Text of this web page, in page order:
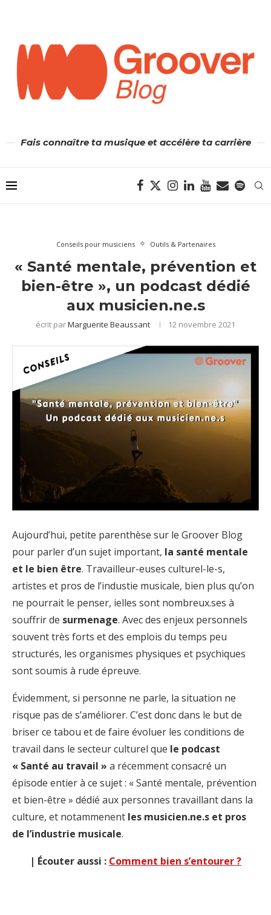
Fais connaître ta musique et accélère ta carrière
Conseils pour musiciens Outils & Partenaires
« Santé mentale, prévention et
bien-être », un podcast dédié
aux musicien.ne.s
écrit parMarguerite Beaussant 12 novembre 2021
Aujourd’hui, petite parenthèse sur le Groover Blog
pour parler d’un sujet important, la santé mentale
et le bien être. Travailleur-euses culturel-le-s,
artistes et pros de l’industie musicale, bien plus qu’on
ne pourrait le penser, ielles sont nombreux.ses à
souffrir de surmenage. Avec des enjeux personnels
souvent très forts et des emplois du temps peu
structurés, les organismes physiques et psychiques
sont soumis à rude épreuve.
Évidemment, si personne ne parle, la situation ne
risque pas de s’améliorer. C’est donc dans le but de
briser ce tabou et de faire évoluer les conditions de
travail dans le secteur culturel que le podcast
« Santé au travail » a récemment consacré un
épisode entier à ce sujet : « Santé mentale, prévention
et bien-être » dédié aux personnes travaillant dans la
culture, et notammenent les musicien.ne.s et pros
de l’industrie musicale.
| Écouter aussi : Comment bien s’entourer ?